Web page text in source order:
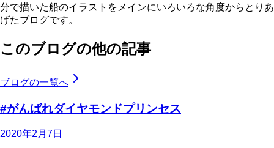
分で描いた船のイラストをメインにいろいろな角度からとりあ
げたブログです。
このブログの他の記事
ブログの一覧へ
#がんばれダイヤモンドプリンセス
2020年2月7日